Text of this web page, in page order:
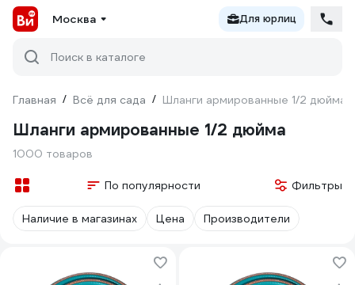
Москва Для юрлиц
Поиск в каталоге
Главная / Всё для сада / Шланги армированные 1/2 дюйма
Шланги армированные 1/2 дюйма
1000 товаров
По популярности Фильтры
Наличие в магазинах Цена Производители